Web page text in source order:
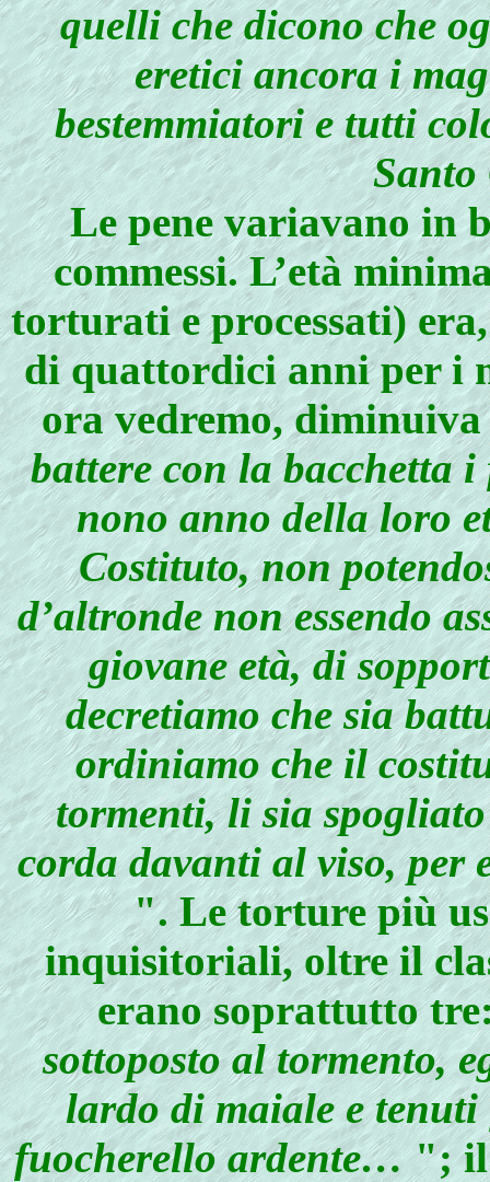
quelli che dicono che
eretici ancora i
bestemmiatori e tutti
Le pene variavano in
commessi. L’età
torturati e processati)
di quattordici anni per i
ora vedremo,
battere con la bacchetta
nono anno della loro
Costituto, non
d’altronde non essendo
giovane età, di
decretiamo che sia
ordiniamo che il
tormenti, li sia
corda davanti al viso, per
". Le torture più
inquisitoriali, oltre il
erano soprattutto
sottoposto al tormento,
lardo di maiale e
fuocherello ardente…"; il